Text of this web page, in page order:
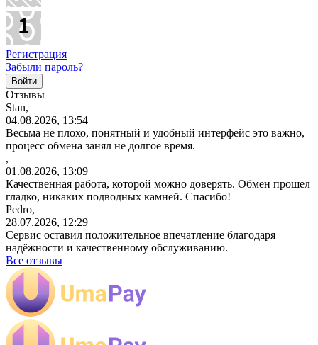
Регистрация
Забыли пароль?
Отзывы
Stan,
04.08.2026, 13:54
Весьма не плохо, понятный и удобный интерфейс это важно,
процесс обмена занял не долгое время.
,
01.08.2026, 13:09
Качественная работа, которой можно доверять. Обмен прошел
гладко, никаких подводных камней. Спасибо!
Pedro,
28.07.2026, 12:29
Сервис оставил положительное впечатление благодаря
надёжности и качественному обслуживанию.
Все отзывы